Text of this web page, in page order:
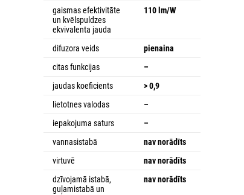
gaismas efektivitāte
un kvēlspuldzes
ekvivalenta jauda
110 lm/W
difuzora veids
pienaina
citas funkcijas
–
jaudas koeficients
> 0,9
lietotnes valodas
–
iepakojuma saturs
–
vannasistabā
nav norādīts
virtuvē
nav norādīts
dzīvojamā istabā,
guļamistabā un
nav norādīts